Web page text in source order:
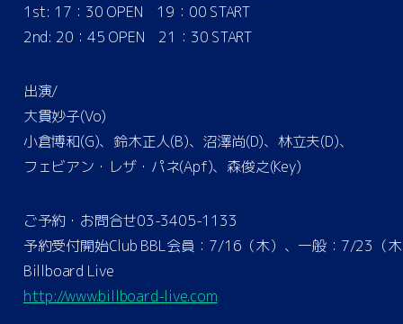
1st: 17：30 OPEN 19：00 START
2nd: 20：45 OPEN 21：30 START
出演/
大貫妙子(Vo)
小倉博和(G)、鈴木正人(B)、沼澤尚(D)、林立夫(D)、
フェビアン・レザ・パネ(Apf)、森俊之(Key)
ご予約・お問合せ03-3405-1133
予約受付開始Club BBL会員：7/16（木）、一般：7/23（
Billboard Live
http://www.billboard-live.com